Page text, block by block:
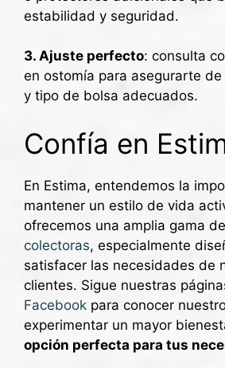
estabilidad y seguridad.
3. Ajuste perfecto: consulta
en ostomía para asegurarte
y tipo de bolsa adecuados.
Confía en
En Estima, entendemos la
mantener un estilo de vida
ofrecemos una amplia gama de
colectoras, especialmente
satisfacer las necesidades de
clientes. Sigue nuestras
Facebook para conocer
experimentar un mayor
opción perfecta para tus